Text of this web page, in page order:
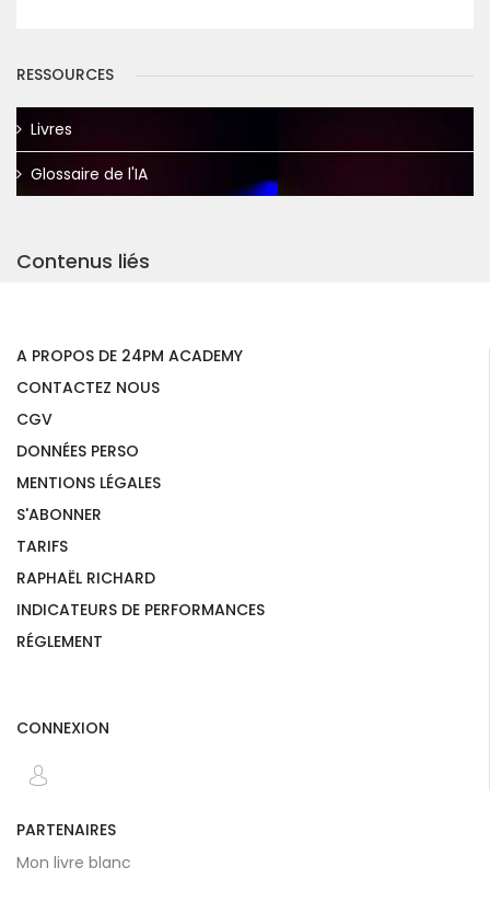
RESSOURCES
Livres
Glossaire de l'IA
Contenus liés
A PROPOS DE 24PM ACADEMY
CONTACTEZ NOUS
CGV
DONNÉES PERSO
MENTIONS LÉGALES
S'ABONNER
TARIFS
RAPHAËL RICHARD
INDICATEURS DE PERFORMANCES
RÉGLEMENT
CONNEXION
PARTENAIRES
Mon livre blanc